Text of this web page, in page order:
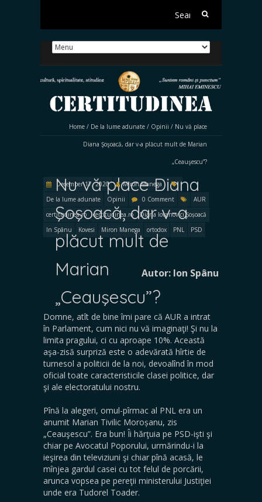
Search
Home / De la lume adunate / Opinii / Nu vă place
Diana Şoşoacă, dar v-a plăcut mult de Marian
„Ceauşescu”?
Nu vă place Diana
Şoşoacă, dar v-a
plăcut mult de
Marian
„Ceauşescu”?
December 17, 2020
Miron Manega
De la lume adunate
Opinii 0 Comment
AUR
certitudinea.ro
certitudinea.ro
Diana Iovanovici Șoșoacă
In Spânu
Kovesi Miron Manega ortodox PNL PSD
Autor: Ion Spânu
Domne, atît de bine îmi pare că AUR a intrat
în Parlament, cum nici nu vă imaginaţi! Şi nu la
limita pragului, ci cu aproape 10%. Această
aşa-zisă surpriză este o adevărată hîrtie de
turnesol a politicii de la noi, devoalînd în mod
oficial toate caracteristicile clasei politice, dar
şi ale electoratului nostru.
Pînă la alegeri, omul-pîrmac al PNL era un
anumit Marian Tivilic Moroșanu, zis
„Ceauşescu”. Era bun! Îi hărţuia pe PSD-işti şi
chiar pe Avocatul Poporului, urmărindu-i la
ieşirea din televiziuni şi chiar pînă acasă, le
mînjea gardul casei cu tot felul de porcării,
arunca vopsea pe pereţii ministerului Justiţiei
unde era Tudorel Toader.